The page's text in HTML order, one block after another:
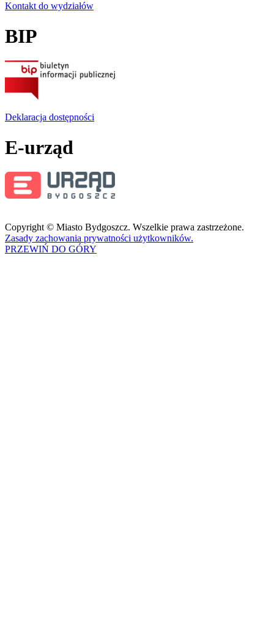
Kontakt do wydziałów
BIP
Deklaracja dostępności
E-urząd
Copyright © Miasto Bydgoszcz. Wszelkie prawa zastrzeżone.
Zasady zachowania prywatności użytkowników.
PRZEWIŃ DO GÓRY